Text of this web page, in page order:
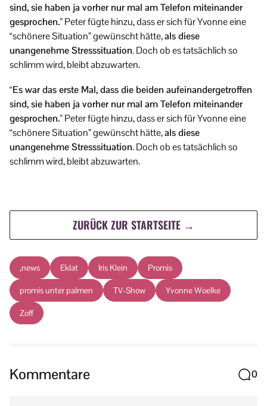
sind, sie haben ja vorher nur mal am Telefon miteinander
gesprochen.”Peter fügte hinzu, dass er sich für Yvonne eine
“schönere Situation” gewünscht hätte,als diese
unangenehme Stresssituation. Doch ob es tatsächlich so
schlimm wird, bleibt abzuwarten.
“Es war das erste Mal, dass die beiden aufeinandergetroffen
sind, sie haben ja vorher nur mal am Telefon miteinander
gesprochen.”Peter fügte hinzu, dass er sich für Yvonne eine
“schönere Situation” gewünscht hätte,als diese
unangenehme Stresssituation. Doch ob es tatsächlich so
schlimm wird, bleibt abzuwarten.
ZURÜCK ZUR STARTSEITE →
,news Eklat Iris Klein Promis
promis unter palmen TV-Show Yvonne Woelke
Zoff
Kommentare 0